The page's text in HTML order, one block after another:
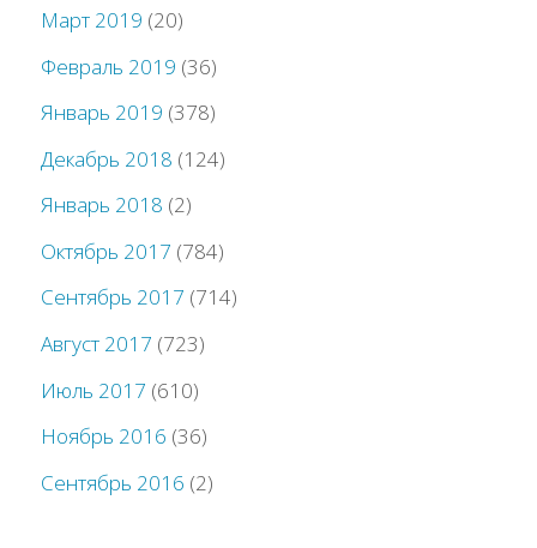
Март 2019 (20)
Февраль 2019 (36)
Январь 2019 (378)
Декабрь 2018 (124)
Январь 2018 (2)
Октябрь 2017 (784)
Сентябрь 2017 (714)
Август 2017 (723)
Июль 2017 (610)
Ноябрь 2016 (36)
Сентябрь 2016 (2)